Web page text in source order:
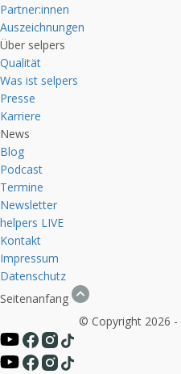
Partner:innen
Auszeichnungen
Über selpers
Qualität
Was ist selpers
Presse
Karriere
News
Blog
Podcast
Termine
Newsletter
helpers LIVE
Kontakt
Impressum
Datenschutz
Seitenanfang
© Copyright 2026 -